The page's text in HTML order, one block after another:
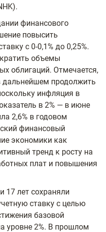
финансового
повысить
с 0-0,1% до 0,25%.
объемы
облигаций. Отмечается,
дальнейшем продолжить
инфляция в
в 2% — в июне
2,6% в годовом
финансовый
экономики как
тренд к росту на
плат и повышения
17 лет сохраняли
ставку с целью
базовой
уровне 2%. В прошлом